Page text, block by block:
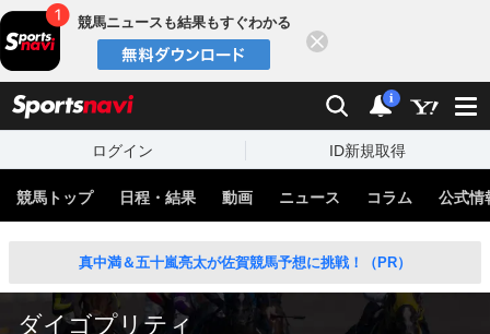
競馬ニュースも結果もすぐわかる
検索 通知
i
ログイン ID新規取得
競馬トップ 日程・結果 動画 ニュース コラム 公式情
真中満＆五十嵐亮太が佐賀競馬予想に挑戦！（PR）
ダイゴプリティ